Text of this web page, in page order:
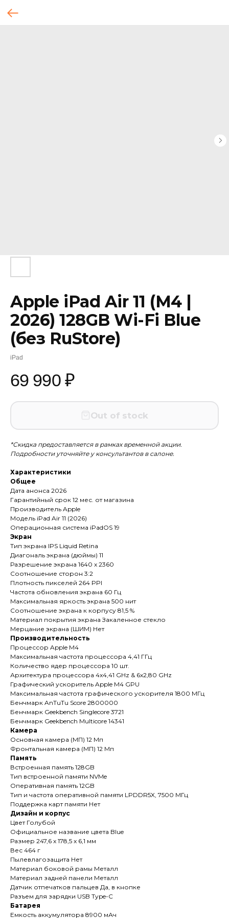
Apple iPad Air 11 (M4 |
2026) 128GB Wi-Fi Blue
(без RuStore)
iPad
69 990 ₽
Out of stock
*Скидка предоставляется в рамках временной акции.
Подробности уточняйте у консультантов в салоне.
Характеристики
Общее
Дата анонса 2026
Гарантийный срок 12 мес. от магазина
Производитель Apple
Модель iPad Air 11 (2026)
Операционная система iPadOS 19
Экран
Тип экрана IPS Liquid Retina
Диагональ экрана (дюймы) 11
Разрешение экрана 1640 x 2360
Соотношение сторон 3:2
Плотность пикселей 264 PPI
Частота обновления экрана 60 Гц
Максимальная яркость экрана 500 нит
Соотношение экрана к корпусу 81,5 %
Материал покрытия экрана Закаленное стекло
Мерцание экрана (ШИМ) Нет
Производительность
Процессор Apple M4
Максимальная частота процессора 4,41 ГГц
Количество ядер процессора 10 шт.
Архитектура процессора 4x4,41 GHz & 6x2,80 GHz
Графический ускоритель Apple M4 GPU
Максимальная частота графического ускорителя 1800 МГц
Бенчмарк AnTuTu Score 2800000
Бенчмарк Geekbench Singlecore 3721
Бенчмарк Geekbench Multicore 14341
Камера
Основная камера (МП) 12 Мп
Фронтальная камера (МП) 12 Мп
Память
Встроенная память 128GB
Тип встроенной памяти NVMe
Оперативная память 12GB
Тип и частота оперативной памяти LPDDR5X, 7500 МГц
Поддержка карт памяти Нет
Дизайн и корпус
Цвет Голубой
Официальное название цвета Blue
Размер 247,6 x 178,5 x 6,1 мм
Вес 464 г
Пылевлагозащита Нет
Материал боковой рамы Металл
Материал задней панели Металл
Датчик отпечатков пальцев Да, в кнопке
Разъем для зарядки USB Type-C
Батарея
Емкость аккумулятора 8900 мАч